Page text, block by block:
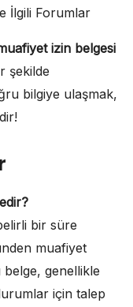
İlgili Forumlar
izin belgesi
şekilde
bilgiye ulaşmak,
bir süre
muafiyet
genellikle
için talep